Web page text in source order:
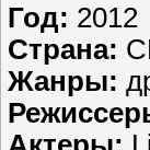
Год: 2012
Страна:
Жанры: